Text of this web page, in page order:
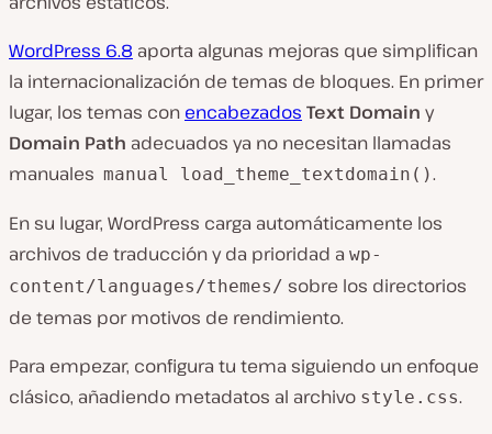
WordPress 6.8 aporta algunas mejoras que simplifican
la internacionalización de temas de bloques. En primer
lugar, los temas con encabezados Text Domain y
Domain Path adecuados ya no necesitan llamadas
manuales manual load_theme_textdomain().
En su lugar, WordPress carga automáticamente los
archivos de traducción y da prioridad a wp-
content/languages/themes/ sobre los directorios
de temas por motivos de rendimiento.
Para empezar, configura tu tema siguiendo un enfoque
clásico, añadiendo metadatos al archivo style.css.